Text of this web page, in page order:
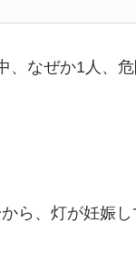
、なぜか1人、
ら、灯が妊娠